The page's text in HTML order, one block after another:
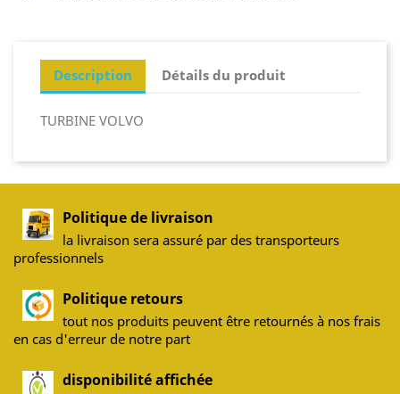
Description Détails du produit
TURBINE VOLVO
Politique de livraison
la livraison sera assuré par des transporteurs
professionnels
Politique retours
tout nos produits peuvent être retournés à nos frais
en cas d'erreur de notre part
disponibilité affichée